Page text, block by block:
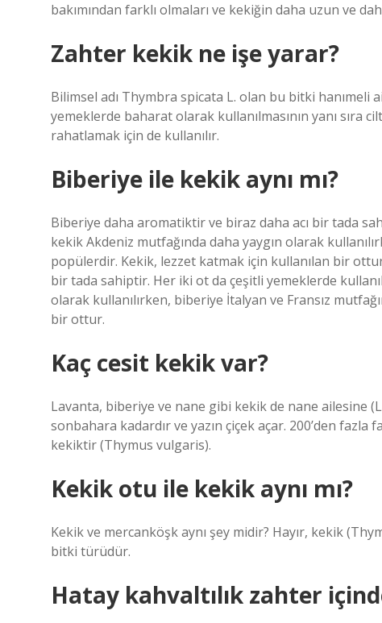
bakımından farklı olmaları ve kekiğin daha uzun ve
Zahter kekik ne işe yarar?
Bilimsel adı Thymbra spicata L. olan bu bitki
yemeklerde baharat olarak kullanılmasının yanı sıra
rahatlamak için de kullanılır.
Biberiye ile kekik aynı mı?
Biberiye daha aromatiktir ve biraz daha acı bir tada
kekik Akdeniz mutfağında daha yaygın olarak
popülerdir. Kekik, lezzet katmak için kullanılan bir
bir tada sahiptir. Her iki ot da çeşitli yemeklerde
olarak kullanılırken, biberiye İtalyan ve Fransız
bir ottur.
Kaç cesit kekik var?
Lavanta, biberiye ve nane gibi kekik de nane ailesine
sonbahara kadardır ve yazın çiçek açar. 200’den fazla
kekiktir (Thymus vulgaris).
Kekik otu ile kekik aynı mı?
Kekik ve mercanköşk aynı şey midir? Hayır, kekik
bitki türüdür.
Hatay kahvaltılık zahter